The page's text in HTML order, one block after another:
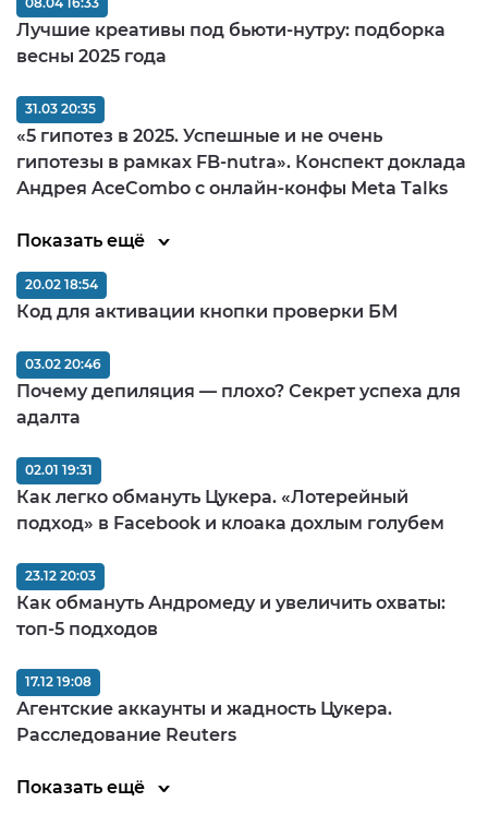
Лучшие креативы под бьюти-нутру: подборка
весны 2025 года
«5 гипотез в 2025. Успешные и не очень
гипотезы в рамках FB-nutra». Конспект доклада
Андрея AceCombo с онлайн-конфы Meta Talks
31.03 20:35
Показать ещё
Код для активации кнопки проверки БМ
20.02 18:54
Почему депиляция — плохо? Секрет успеха для
адалта
03.02 20:46
Как легко обмануть Цукера. «Лотерейный
подход» в Facebook и клоака дохлым голубем
02.01 19:31
Как обмануть Андромеду и увеличить охваты:
топ-5 подходов
23.12 20:03
Агентские аккаунты и жадность Цукера.
Расследование Reuters
17.12 19:08
Показать ещё